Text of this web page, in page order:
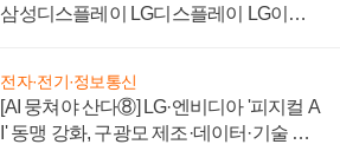
삼성디스플레이 LG디스플레이 LG이노
전자·전기·정보통신
[AI 뭉쳐야 산다⑧] LG·엔비디아 '피지컬 A
I' 동맹 강화, 구광모 제조·데이터·기술 결